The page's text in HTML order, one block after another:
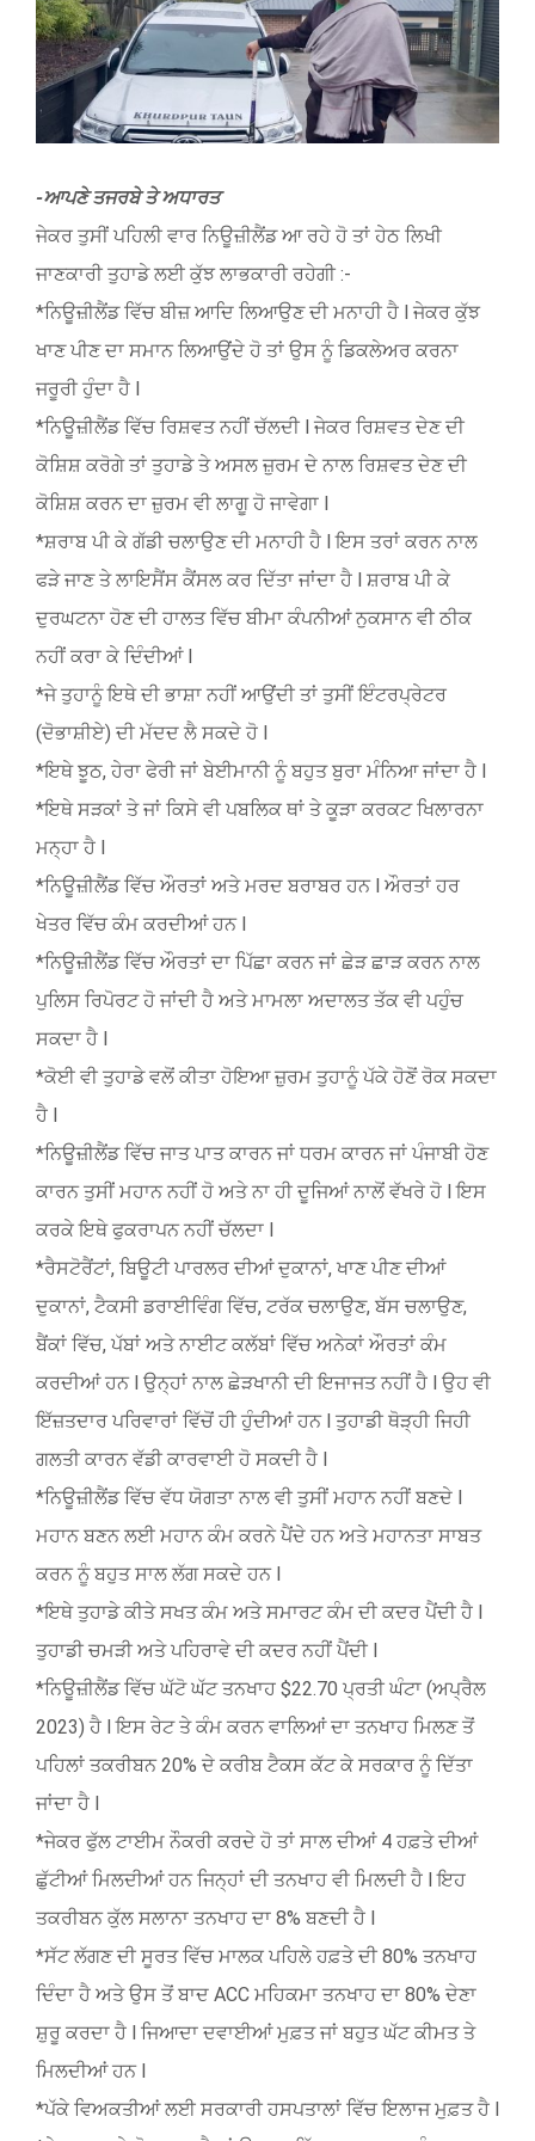
Image
-ਆਪਣੇ ਤਜਰਬੇ ਤੇ ਅਧਾਰਤ
ਜੇਕਰ ਤੁਸੀਂ ਪਹਿਲੀ ਵਾਰ ਨਿਊਜ਼ੀਲੈਂਡ ਆ ਰਹੇ ਹੋ ਤਾਂ ਹੇਠ ਲਿਖੀ
ਜਾਣਕਾਰੀ ਤੁਹਾਡੇ ਲਈ ਕੁੱਝ ਲਾਭਕਾਰੀ ਰਹੇਗੀ :-
*ਨਿਊਜ਼ੀਲੈਂਡ ਵਿੱਚ ਬੀਜ਼ ਆਦਿ ਲਿਆਉਣ ਦੀ ਮਨਾਹੀ ਹੈ l ਜੇਕਰ ਕੁੱਝ
ਖਾਣ ਪੀਣ ਦਾ ਸਮਾਨ ਲਿਆਉਂਦੇ ਹੋ ਤਾਂ ਉਸ ਨੂੰ ਡਿਕਲੇਅਰ ਕਰਨਾ
ਜਰੂਰੀ ਹੁੰਦਾ ਹੈ l
*ਨਿਊਜ਼ੀਲੈਂਡ ਵਿੱਚ ਰਿਸ਼ਵਤ ਨਹੀਂ ਚੱਲਦੀ l ਜੇਕਰ ਰਿਸ਼ਵਤ ਦੇਣ ਦੀ
ਕੋਸ਼ਿਸ਼ ਕਰੋਗੇ ਤਾਂ ਤੁਹਾਡੇ ਤੇ ਅਸਲ ਜ਼ੁਰਮ ਦੇ ਨਾਲ ਰਿਸ਼ਵਤ ਦੇਣ ਦੀ
ਕੋਸ਼ਿਸ਼ ਕਰਨ ਦਾ ਜ਼ੁਰਮ ਵੀ ਲਾਗੂ ਹੋ ਜਾਵੇਗਾ l
*ਸ਼ਰਾਬ ਪੀ ਕੇ ਗੱਡੀ ਚਲਾਉਣ ਦੀ ਮਨਾਹੀ ਹੈ l ਇਸ ਤਰਾਂ ਕਰਨ ਨਾਲ
ਫੜੇ ਜਾਣ ਤੇ ਲਾਇਸੈਂਸ ਕੈਂਸਲ ਕਰ ਦਿੱਤਾ ਜਾਂਦਾ ਹੈ l ਸ਼ਰਾਬ ਪੀ ਕੇ
ਦੁਰਘਟਨਾ ਹੋਣ ਦੀ ਹਾਲਤ ਵਿੱਚ ਬੀਮਾ ਕੰਪਨੀਆਂ ਨੁਕਸਾਨ ਵੀ ਠੀਕ
ਨਹੀਂ ਕਰਾ ਕੇ ਦਿੰਦੀਆਂ l
*ਜੇ ਤੁਹਾਨੂੰ ਇਥੇ ਦੀ ਭਾਸ਼ਾ ਨਹੀਂ ਆਉਂਦੀ ਤਾਂ ਤੁਸੀਂ ਇੰਟਰਪ੍ਰੇਟਰ
(ਦੋਭਾਸ਼ੀਏ) ਦੀ ਮੱਦਦ ਲੈ ਸਕਦੇ ਹੋ l
*ਇਥੇ ਝੂਠ, ਹੇਰਾ ਫੇਰੀ ਜਾਂ ਬੇਈਮਾਨੀ ਨੂੰ ਬਹੁਤ ਬੁਰਾ ਮੰਨਿਆ ਜਾਂਦਾ ਹੈ l
*ਇਥੇ ਸੜਕਾਂ ਤੇ ਜਾਂ ਕਿਸੇ ਵੀ ਪਬਲਿਕ ਥਾਂ ਤੇ ਕੂੜਾ ਕਰਕਟ ਖਿਲਾਰਨਾ
ਮਨ੍ਹਾ ਹੈ l
*ਨਿਊਜ਼ੀਲੈਂਡ ਵਿੱਚ ਔਰਤਾਂ ਅਤੇ ਮਰਦ ਬਰਾਬਰ ਹਨ l ਔਰਤਾਂ ਹਰ
ਖੇਤਰ ਵਿੱਚ ਕੰਮ ਕਰਦੀਆਂ ਹਨ l
*ਨਿਊਜ਼ੀਲੈਂਡ ਵਿੱਚ ਔਰਤਾਂ ਦਾ ਪਿੱਛਾ ਕਰਨ ਜਾਂ ਛੇੜ ਛਾੜ ਕਰਨ ਨਾਲ
ਪੁਲਿਸ ਰਿਪੋਰਟ ਹੋ ਜਾਂਦੀ ਹੈ ਅਤੇ ਮਾਮਲਾ ਅਦਾਲਤ ਤੱਕ ਵੀ ਪਹੁੰਚ
ਸਕਦਾ ਹੈ l
*ਕੋਈ ਵੀ ਤੁਹਾਡੇ ਵਲੋਂ ਕੀਤਾ ਹੋਇਆ ਜ਼ੁਰਮ ਤੁਹਾਨੂੰ ਪੱਕੇ ਹੋਣੋਂ ਰੋਕ ਸਕਦਾ
ਹੈ l
*ਨਿਊਜ਼ੀਲੈਂਡ ਵਿੱਚ ਜਾਤ ਪਾਤ ਕਾਰਨ ਜਾਂ ਧਰਮ ਕਾਰਨ ਜਾਂ ਪੰਜਾਬੀ ਹੋਣ
ਕਾਰਨ ਤੁਸੀਂ ਮਹਾਨ ਨਹੀਂ ਹੋ ਅਤੇ ਨਾ ਹੀ ਦੂਜਿਆਂ ਨਾਲੋਂ ਵੱਖਰੇ ਹੋ l ਇਸ
ਕਰਕੇ ਇਥੇ ਫੁਕਰਾਪਨ ਨਹੀਂ ਚੱਲਦਾ l
*ਰੈਸਟੋਰੈਂਟਾਂ, ਬਿਊਟੀ ਪਾਰਲਰ ਦੀਆਂ ਦੁਕਾਨਾਂ, ਖਾਣ ਪੀਣ ਦੀਆਂ
ਦੁਕਾਨਾਂ, ਟੈਕਸੀ ਡਰਾਈਵਿੰਗ ਵਿੱਚ, ਟਰੱਕ ਚਲਾਉਣ, ਬੱਸ ਚਲਾਉਣ,
ਬੈਂਕਾਂ ਵਿੱਚ, ਪੱਬਾਂ ਅਤੇ ਨਾਈਟ ਕਲੱਬਾਂ ਵਿੱਚ ਅਨੇਕਾਂ ਔਰਤਾਂ ਕੰਮ
ਕਰਦੀਆਂ ਹਨ l ਉਨ੍ਹਾਂ ਨਾਲ ਛੇੜਖਾਨੀ ਦੀ ਇਜਾਜਤ ਨਹੀਂ ਹੈ l ਉਹ ਵੀ
ਇੱਜ਼ਤਦਾਰ ਪਰਿਵਾਰਾਂ ਵਿੱਚੋਂ ਹੀ ਹੁੰਦੀਆਂ ਹਨ l ਤੁਹਾਡੀ ਥੋੜ੍ਹੀ ਜਿਹੀ
ਗਲਤੀ ਕਾਰਨ ਵੱਡੀ ਕਾਰਵਾਈ ਹੋ ਸਕਦੀ ਹੈ l
*ਨਿਊਜ਼ੀਲੈਂਡ ਵਿੱਚ ਵੱਧ ਯੋਗਤਾ ਨਾਲ ਵੀ ਤੁਸੀਂ ਮਹਾਨ ਨਹੀਂ ਬਣਦੇ l
ਮਹਾਨ ਬਣਨ ਲਈ ਮਹਾਨ ਕੰਮ ਕਰਨੇ ਪੈਂਦੇ ਹਨ ਅਤੇ ਮਹਾਨਤਾ ਸਾਬਤ
ਕਰਨ ਨੂੰ ਬਹੁਤ ਸਾਲ ਲੱਗ ਸਕਦੇ ਹਨ l
*ਇਥੇ ਤੁਹਾਡੇ ਕੀਤੇ ਸਖਤ ਕੰਮ ਅਤੇ ਸਮਾਰਟ ਕੰਮ ਦੀ ਕਦਰ ਪੈਂਦੀ ਹੈ l
ਤੁਹਾਡੀ ਚਮੜੀ ਅਤੇ ਪਹਿਰਾਵੇ ਦੀ ਕਦਰ ਨਹੀਂ ਪੈਂਦੀ l
*ਨਿਊਜ਼ੀਲੈਂਡ ਵਿੱਚ ਘੱਟੋ ਘੱਟ ਤਨਖਾਹ $22.70 ਪ੍ਰਤੀ ਘੰਟਾ (ਅਪ੍ਰੈਲ
2023) ਹੈ l ਇਸ ਰੇਟ ਤੇ ਕੰਮ ਕਰਨ ਵਾਲਿਆਂ ਦਾ ਤਨਖਾਹ ਮਿਲਣ ਤੋਂ
ਪਹਿਲਾਂ ਤਕਰੀਬਨ 20% ਦੇ ਕਰੀਬ ਟੈਕਸ ਕੱਟ ਕੇ ਸਰਕਾਰ ਨੂੰ ਦਿੱਤਾ
ਜਾਂਦਾ ਹੈ l
*ਜੇਕਰ ਫੁੱਲ ਟਾਈਮ ਨੌਕਰੀ ਕਰਦੇ ਹੋ ਤਾਂ ਸਾਲ ਦੀਆਂ 4 ਹਫ਼ਤੇ ਦੀਆਂ
ਛੁੱਟੀਆਂ ਮਿਲਦੀਆਂ ਹਨ ਜਿਨ੍ਹਾਂ ਦੀ ਤਨਖਾਹ ਵੀ ਮਿਲਦੀ ਹੈ l ਇਹ
ਤਕਰੀਬਨ ਕੁੱਲ ਸਲਾਨਾ ਤਨਖਾਹ ਦਾ 8% ਬਣਦੀ ਹੈ l
*ਸੱਟ ਲੱਗਣ ਦੀ ਸੂਰਤ ਵਿੱਚ ਮਾਲਕ ਪਹਿਲੇ ਹਫ਼ਤੇ ਦੀ 80% ਤਨਖਾਹ
ਦਿੰਦਾ ਹੈ ਅਤੇ ਉਸ ਤੋਂ ਬਾਦ ACC ਮਹਿਕਮਾ ਤਨਖਾਹ ਦਾ 80% ਦੇਣਾ
ਸ਼ੁਰੂ ਕਰਦਾ ਹੈ l ਜਿਆਦਾ ਦਵਾਈਆਂ ਮੁਫ਼ਤ ਜਾਂ ਬਹੁਤ ਘੱਟ ਕੀਮਤ ਤੇ
ਮਿਲਦੀਆਂ ਹਨ l
*ਪੱਕੇ ਵਿਅਕਤੀਆਂ ਲਈ ਸਰਕਾਰੀ ਹਸਪਤਾਲਾਂ ਵਿੱਚ ਇਲਾਜ ਮੁਫ਼ਤ ਹੈ l